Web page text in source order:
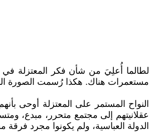
لطالما أُعلِيَ من شأن فكر المعتزلة في
مستعمرات هناك. هكذا رُسمت الصورة
النواح المستمر على المعتزلة أوحى
عقلانيتهم إلى مجتمع متحرر، مبدع،
الدولة العباسية، ولم يكونوا مجرد